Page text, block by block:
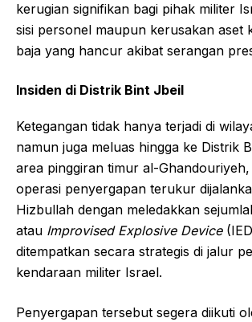
kerugian signifikan bagi pihak militer
sisi personel maupun kerusakan aset
baja yang hancur akibat serangan
Insiden di Distrik Bint Jbeil
Ketegangan tidak hanya terjadi di
namun juga meluas hingga ke Distrik
area pinggiran timur al-
operasi penyergapan terukur
Hizbullah dengan meledakkan
atau Improvised Explosive Device
ditempatkan secara strategis di jalur
kendaraan militer Israel.
Penyergapan tersebut segera diikuti